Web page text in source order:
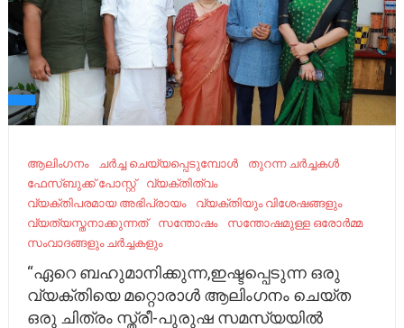
ആലിംഗനം ചർച്ച ചെയ്യപ്പെടുമ്പോൾ
തുറന്ന ചർച്ചകൾ
ഫേസ്ബുക്ക് പോസ്റ്റ്
വ്യക്തിത്വം
വ്യക്തിപരമായ അഭിപ്രായം
വ്യക്തിയും വിശേഷങ്ങളും
വ്യത്യസ്തനാക്കുന്നത്
സന്തോഷം
സന്തോഷമുള്ള ഒരോർമ്മ
സംവാദങ്ങളും ചർച്ചകളും
“ഏറെ ബഹുമാനിക്കുന്ന,ഇഷ്ടപ്പെടുന്ന ഒരു
വ്യക്‌തിയെ മറ്റൊരാൾ ആലിംഗനം ചെയ്ത
ഒരു ചിത്രം സ്ത്രീ-പുരുഷ സമസ്യയിൽ